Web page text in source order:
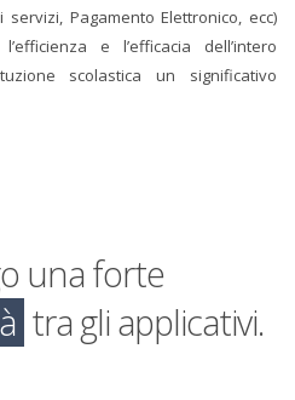
Pagamento Elettronico, ecc)
e l’efficacia dell’intero
scolastica un significativo
una forte
tra gli applicativi.